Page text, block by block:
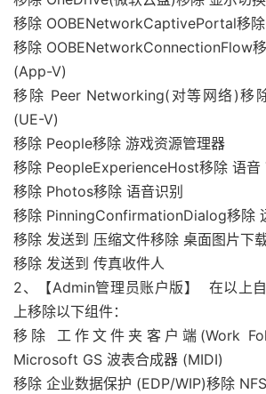
移除 OOBENetworkCaptivePortal移
移除 OOBENetworkConnectionFlow
(App-V)
移除 Peer Networking(对等网络)移
(UE-V)
移除 People移除 游戏资源管理器
移除 PeopleExperienceHost移除 语音
移除 Photos移除 语音识别
移除 PinningConfirmationDialog移除
移除 发送到 压缩文件移除 桌面图片下
移除 发送到 传真收件人
2、【Admin管理员账户版】 在以上
上移除以下组件：
移除 工作文件夹客户端(Work
Microsoft GS 波表合成器 (MIDI)
移除 企业数据保护 (EDP/WIP)移除